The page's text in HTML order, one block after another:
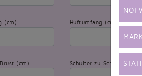
(cm) Hüftumfang (cm)
(cm) Schulter zu Schulter (cm)